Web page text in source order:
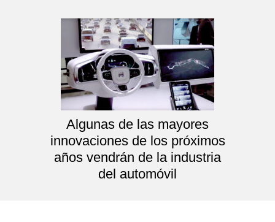
Algunas de las mayores
innovaciones de los próximos
años vendrán de la industria
del automóvil